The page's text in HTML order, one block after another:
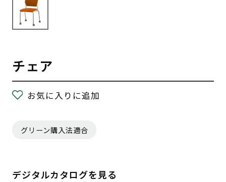
チェア
お気に入りに追加
グリーン購入法適合
デジタルカタログを見る